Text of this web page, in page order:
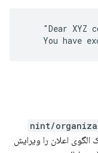
"Dear XYZ
You have
/nint/
الگوی اعلان را ویرایش